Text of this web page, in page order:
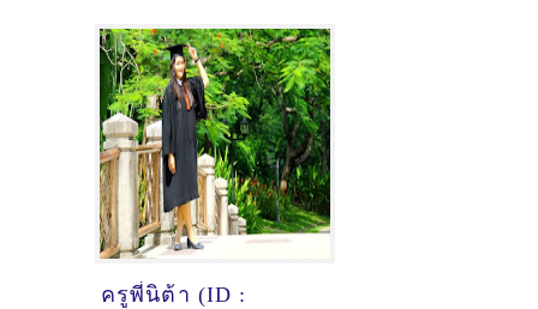
ครูพี่นิต้า (ID :